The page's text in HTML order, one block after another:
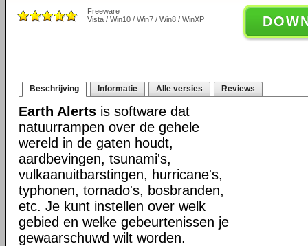
Freeware
Vista / Win10 / Win7 / Win8 / WinXP
Beschrijving Informatie Alle versies Reviews
Earth Alerts is software dat
natuurrampen over de gehele
wereld in de gaten houdt,
aardbevingen, tsunami's,
vulkaanuitbarstingen, hurricane's,
typhonen, tornado's, bosbranden,
etc. Je kunt instellen over welk
gebied en welke gebeurtenissen je
gewaarschuwd wilt worden.